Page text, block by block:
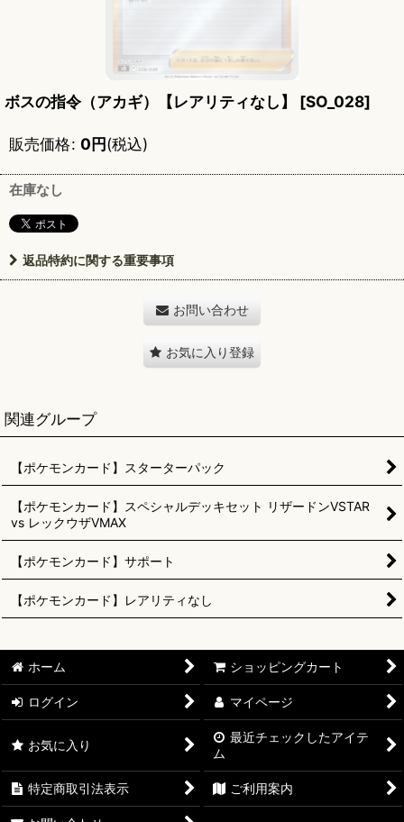
ボスの指令（アカギ）【レアリティなし】 [SO_028]
販売価格: 0円(税込)
在庫なし
返品特約に関する重要事項
お問い合わせ
お気に入り登録
関連グループ
【ポケモンカード】スターターパック
【ポケモンカード】スペシャルデッキセット リザードンVSTAR
vs レックウザVMAX
【ポケモンカード】サポート
【ポケモンカード】レアリティなし
ホーム ショッピングカート
ログイン マイページ
お気に入り
最近チェックしたアイテ
ム
特定商取引法表示 ご利用案内